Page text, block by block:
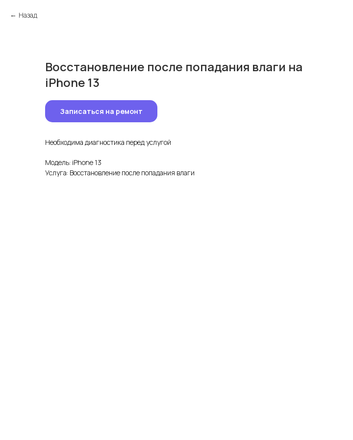
Назад
Восстановление после попадания влаги на
iPhone 13
Записаться на ремонт
Необходима диагностика перед услугой
Модель: iPhone 13
Услуга: Восстановление после попадания влаги